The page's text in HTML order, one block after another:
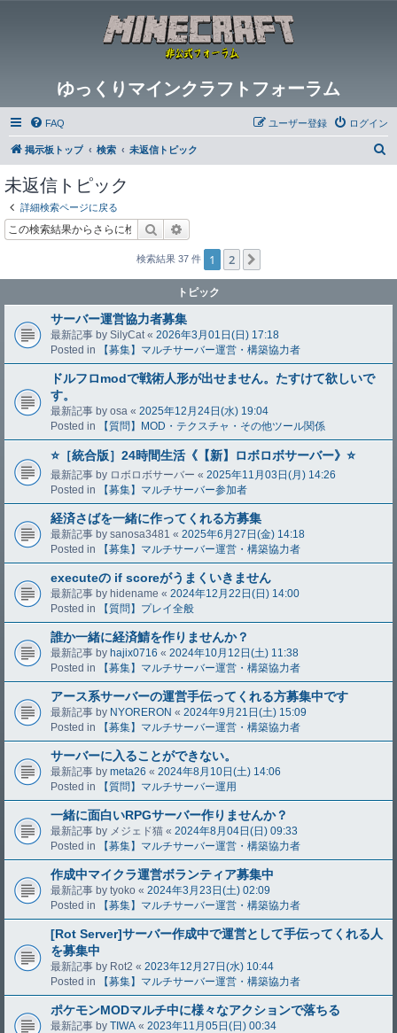
ゆっくりマインクラフトフォーラム
FAQ ログイン
ユーザー登録
掲示板トップ 検索 未返信トピック
未返信トピック
詳細検索ページに戻る
検索
検索結果 37 件 1 2
トピック
サーバー運営協力者募集
最新記事 by SilyCat « 2026年3月01日(日) 17:18
Posted in
【募集】マルチサーバー運営・構築協力者
ドルフロmodで戦術人形が出せません。たすけて欲しいで
す。
最新記事 by osa « 2025年12月24日(水) 19:04
Posted in
【質問】MOD・テクスチャ・その他ツール関係
⭐️［統合版］24時間生活《【新】ロボロボサーバー》⭐️
最新記事 by ロボロボサーバー « 2025年11月03日(月) 14:26
Posted in
【募集】マルチサーバー参加者
経済さばを一緒に作ってくれる方募集
最新記事 by sanosa3481 « 2025年6月27日(金) 14:18
Posted in
【募集】マルチサーバー運営・構築協力者
executeの if scoreがうまくいきません
最新記事 by hidename « 2024年12月22日(日) 14:00
Posted in
【質問】プレイ全般
誰か一緒に経済鯖を作りませんか？
最新記事 by hajix0716 « 2024年10月12日(土) 11:38
Posted in
【募集】マルチサーバー運営・構築協力者
アース系サーバーの運営手伝ってくれる方募集中です
最新記事 by NYORERON « 2024年9月21日(土) 15:09
Posted in
【募集】マルチサーバー運営・構築協力者
サーバーに入ることができない。
最新記事 by meta26 « 2024年8月10日(土) 14:06
Posted in
【質問】マルチサーバー運用
一緒に面白いRPGサーバー作りませんか？
最新記事 by メジェド猫 « 2024年8月04日(日) 09:33
Posted in
【募集】マルチサーバー運営・構築協力者
作成中マイクラ運営ボランティア募集中
最新記事 by tyoko « 2024年3月23日(土) 02:09
Posted in
【募集】マルチサーバー運営・構築協力者
[Rot Server]サーバー作成中で運営として手伝ってくれる人
を募集中
最新記事 by Rot2 « 2023年12月27日(水) 10:44
Posted in
【募集】マルチサーバー運営・構築協力者
ポケモンMODマルチ中に様々なアクションで落ちる
最新記事 by TIWA « 2023年11月05日(日) 00:34